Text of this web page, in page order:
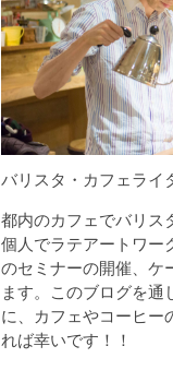
バリスタ・カフェライ
都内のカフェでバリス
個人でラテアートワー
のセミナーの開催、ケ
ます。このブログを通
に、カフェやコーヒー
れば幸いです！！